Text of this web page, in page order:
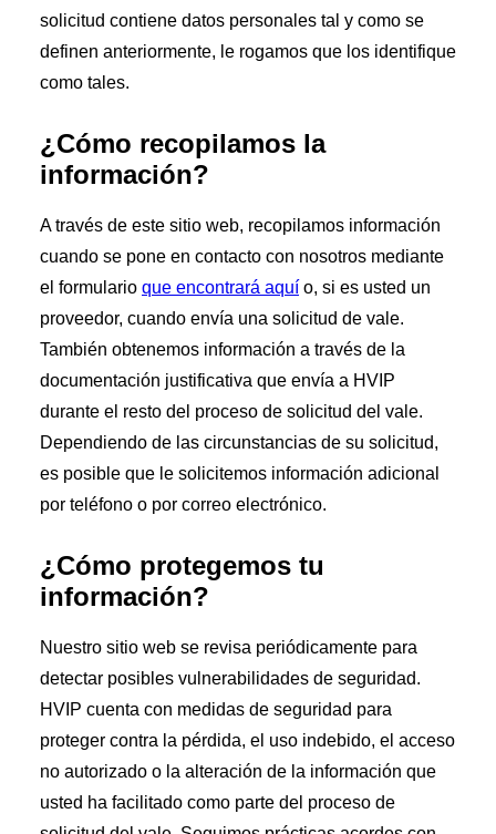
solicitud contiene datos personales tal y como se
definen anteriormente, le rogamos que los identifique
como tales.
¿Cómo recopilamos la
información?
A través de este sitio web, recopilamos información
cuando se pone en contacto con nosotros mediante
el formulario que encontrará aquí o, si es usted un
proveedor, cuando envía una solicitud de vale.
También obtenemos información a través de la
documentación justificativa que envía a HVIP
durante el resto del proceso de solicitud del vale.
Dependiendo de las circunstancias de su solicitud,
es posible que le solicitemos información adicional
por teléfono o por correo electrónico.
¿Cómo protegemos tu
información?
Nuestro sitio web se revisa periódicamente para
detectar posibles vulnerabilidades de seguridad.
HVIP cuenta con medidas de seguridad para
proteger contra la pérdida, el uso indebido, el acceso
no autorizado o la alteración de la información que
usted ha facilitado como parte del proceso de